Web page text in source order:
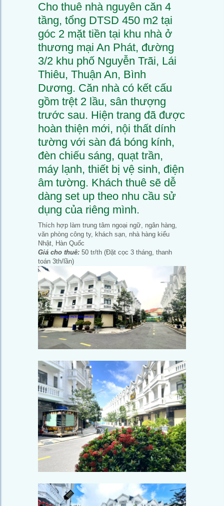
Cho thuê nhà nguyên căn 4
tầng, tổng DTSD 450 m2 tại
góc 2 mặt tiền tại khu nhà ở
thương mại An Phát, đường
3/2 khu phố Nguyễn Trãi, Lái
Thiêu, Thuận An, Bình
Dương. Căn nhà có kết cấu
gồm trệt 2 lầu, sân thượng
trước sau. Hiện trang đã được
hoàn thiện mới, nội thất dính
tường với sàn đá bóng kính,
đèn chiếu sáng, quạt trần,
máy lạnh, thiết bị vệ sinh, điện
âm tường. Khách thuê sẽ dễ
dàng set up theo nhu cầu sử
dụng của riêng mình.
Thích hợp làm trung tâm ngoại ngữ, ngân hàng,
văn phòng công ty, khách sạn, nhà hàng kiểu
Nhật, Hàn Quốc
Giá cho thuê: 50 tr/th (Đặt cọc 3 tháng, thanh
toán 3th/lần)